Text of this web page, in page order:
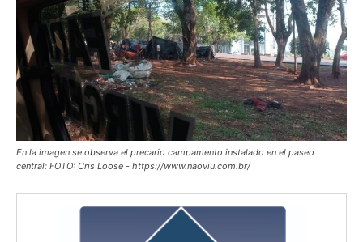
En la imagen se observa el precario campamento instalado en el paseo
central: FOTO: Cris Loose - https://www.naoviu.com.br/